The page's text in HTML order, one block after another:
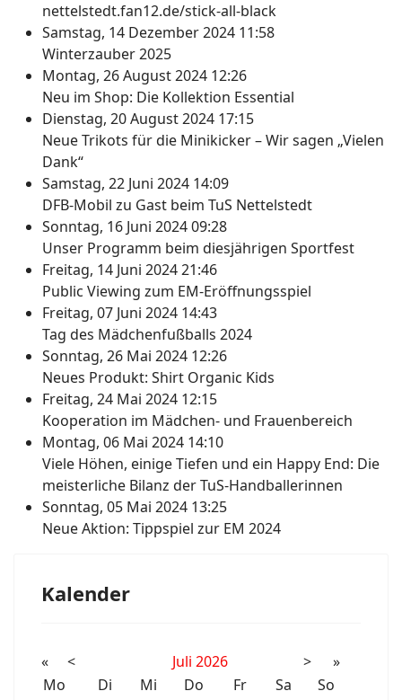
nettelstedt.fan12.de/stick-all-black
Samstag, 14 Dezember 2024 11:58
Winterzauber 2025
Montag, 26 August 2024 12:26
Neu im Shop: Die Kollektion Essential
Dienstag, 20 August 2024 17:15
Neue Trikots für die Minikicker – Wir sagen „Vielen
Dank“
Samstag, 22 Juni 2024 14:09
DFB-Mobil zu Gast beim TuS Nettelstedt
Sonntag, 16 Juni 2024 09:28
Unser Programm beim diesjährigen Sportfest
Freitag, 14 Juni 2024 21:46
Public Viewing zum EM-Eröffnungsspiel
Freitag, 07 Juni 2024 14:43
Tag des Mädchenfußballs 2024
Sonntag, 26 Mai 2024 12:26
Neues Produkt: Shirt Organic Kids
Freitag, 24 Mai 2024 12:15
Kooperation im Mädchen- und Frauenbereich
Montag, 06 Mai 2024 14:10
Viele Höhen, einige Tiefen und ein Happy End: Die
meisterliche Bilanz der TuS-Handballerinnen
Sonntag, 05 Mai 2024 13:25
Neue Aktion: Tippspiel zur EM 2024
Kalender
« < Juli 2026 >
»
Mo
Di Mi Do Fr Sa
So